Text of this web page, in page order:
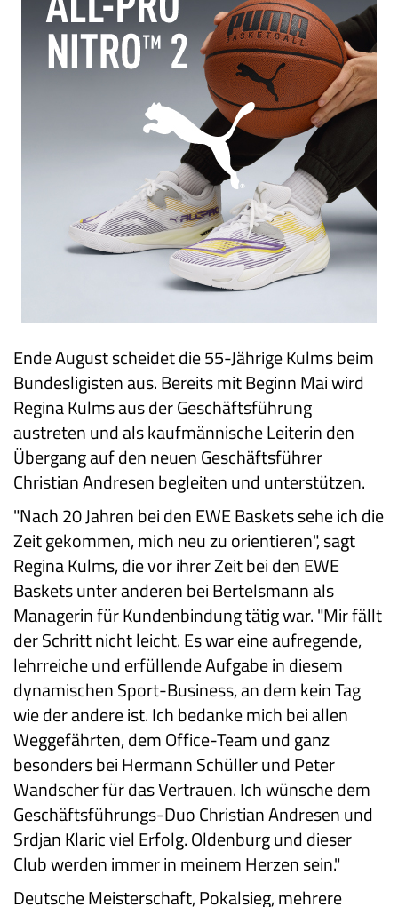
Ende August scheidet die 55-Jährige Kulms beim
Bundesligisten aus. Bereits mit Beginn Mai wird
Regina Kulms aus der Geschäftsführung
austreten und als kaufmännische Leiterin den
Übergang auf den neuen Geschäftsführer
Christian Andresen begleiten und unterstützen.
"Nach 20 Jahren bei den EWE Baskets sehe ich die
Zeit gekommen, mich neu zu orientieren", sagt
Regina Kulms, die vor ihrer Zeit bei den EWE
Baskets unter anderen bei Bertelsmann als
Managerin für Kundenbindung tätig war. "Mir fällt
der Schritt nicht leicht. Es war eine aufregende,
lehrreiche und erfüllende Aufgabe in diesem
dynamischen Sport-Business, an dem kein Tag
wie der andere ist. Ich bedanke mich bei allen
Weggefährten, dem Office-Team und ganz
besonders bei Hermann Schüller und Peter
Wandscher für das Vertrauen. Ich wünsche dem
Geschäftsführungs-Duo Christian Andresen und
Srdjan Klaric viel Erfolg. Oldenburg und dieser
Club werden immer in meinem Herzen sein."
Deutsche Meisterschaft, Pokalsieg, mehrere